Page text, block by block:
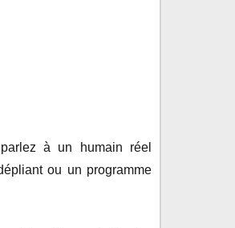
à un humain réel
ou un programme